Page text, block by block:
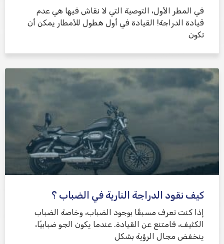
في المطر الأول، التوصية التي لا نقاش فيها هي عدم
قيادة الدراجة! القيادة في أول هطول للأمطار يمكن أن
تكون
كيف نقود الدراجة النارية في الضباب ؟
إذا كنت تعرف مسبقًا بوجود الضباب، وخاصة الضباب
الكثيف، فامتنع عن القيادة. عندما يكون الجو ضبابيًا،
ينخفض ​​مجال الرؤية بشكل